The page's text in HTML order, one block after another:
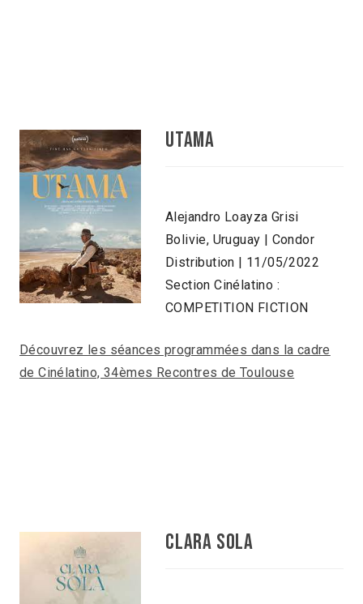
UTAMA
Alejandro Loayza Grisi
Bolivie, Uruguay | Condor
Distribution | 11/05/2022
Section Cinélatino :
COMPETITION FICTION
Découvrez les séances programmées dans la cadre
de Cinélatino, 34èmes Recontres de Toulouse
CLARA SOLA